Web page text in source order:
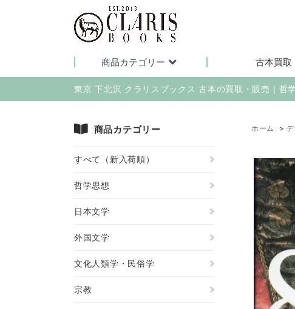
商品カテゴリー 古本買取
東京 下北沢 クラリスブックス 古本の買取・販売｜哲
ホーム >
商品カテゴリー
すべて（新入荷順）
哲学思想
日本文学
外国文学
文化人類学・民俗学
宗教